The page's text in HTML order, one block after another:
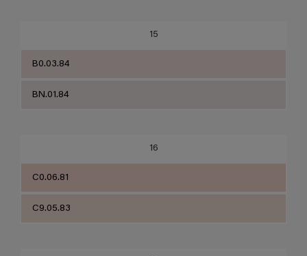
15
B0.03.84
BN.01.84
16
C0.06.81
C9.05.83